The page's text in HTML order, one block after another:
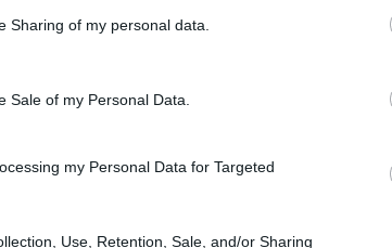
Sharing of my personal data.
Sale of my Personal Data.
my Personal Data for Targeted
Use, Retention, Sale, and/or Sharing